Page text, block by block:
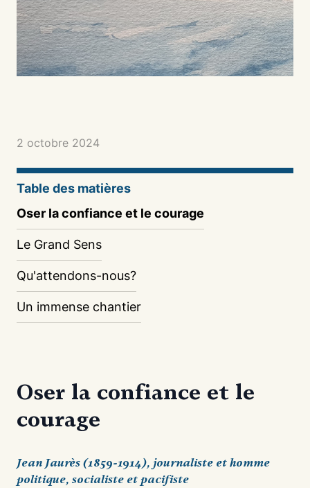
2 octobre 2024
Table des matières
Oser la confiance et le courage
Le Grand Sens
Qu'attendons-nous?
Un immense chantier
Oser la confiance et le
courage
Jean Jaurès (1859-1914), journaliste et homme
politique, socialiste et pacifiste